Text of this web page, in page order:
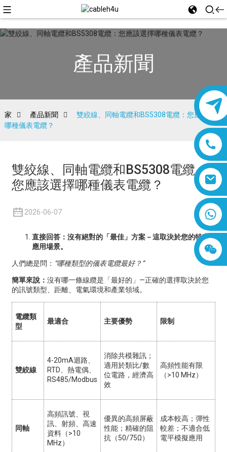
產品新聞
家 產品新聞
雙絞線、同軸電纜和BS5308電纜：您應該選擇
哪種儀表電纜？
雙絞線、同軸電纜和BS5308電纜：
您應該選擇哪種儀表電纜？
2026-06-07
直接回答：沒有絕對的「最佳」方案－這取決於您的特定
應用場景。
人們總是問： “哪種類型的儀表電纜最好？”
簡單來說： 沒有哪一條線纜是「最好的」—正確的選擇取決於您
的訊號類型、距離、電氣環境和產業領域。
電纜類
型
最適合 主要優勢 限制
雙絞線
4-20mA迴路、
RTD、熱電偶、
RS485/Modbus
消除共模雜訊；
適用於類比/數
位電路，經濟高
效
高頻性能有限
（>10 MHz）
同軸
高頻訊號、視
訊、射頻、高速
資料（>10
MHz）
優異的高頻屏蔽
性能；精確的阻
抗（50/75Ω）
成本較高；彈性
較差；不適合低
電平模擬應用